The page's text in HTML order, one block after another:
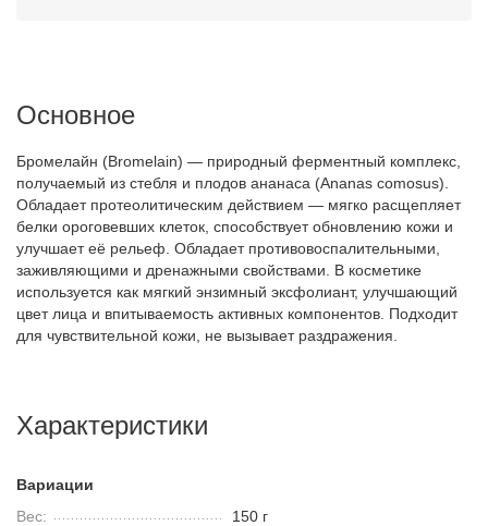
Основное
Бромелайн (Bromelain) — природный ферментный комплекс,
получаемый из стебля и плодов ананаса (Ananas comosus).
Обладает протеолитическим действием — мягко расщепляет
белки ороговевших клеток, способствует обновлению кожи и
улучшает её рельеф. Обладает противовоспалительными,
заживляющими и дренажными свойствами. В косметике
используется как мягкий энзимный эксфолиант, улучшающий
цвет лица и впитываемость активных компонентов. Подходит
для чувствительной кожи, не вызывает раздражения.
Характеристики
Вариации
Вес:
150 г